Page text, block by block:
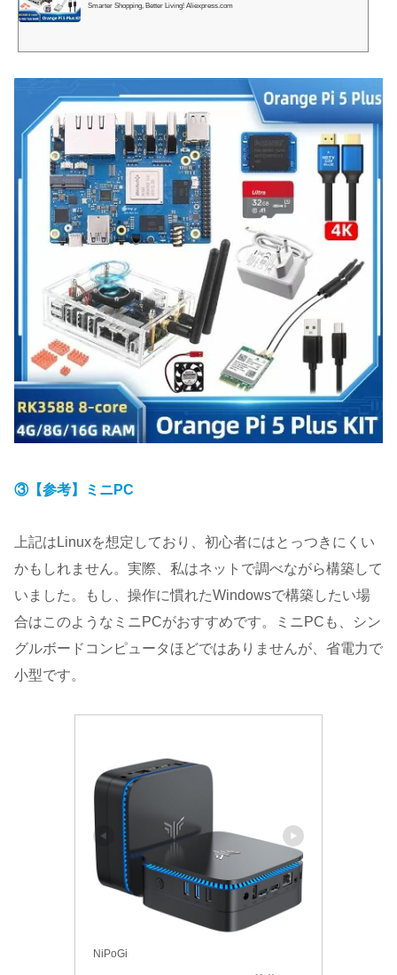
Smarter Shopping, Better Living! Aliexpress.com
③【参考】ミニPC
上記はLinuxを想定しており、初心者にはとっつきにくい
かもしれません。実際、私はネットで調べながら構築して
いました。もし、操作に慣れたWindowsで構築したい場
合はこのようなミニPCがおすすめです。ミニPCも、シン
グルボードコンピュータほどではありませんが、省電力で
小型です。
NiPoGi